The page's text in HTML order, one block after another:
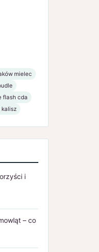
mielec
flash cda
kalisz
i
– co